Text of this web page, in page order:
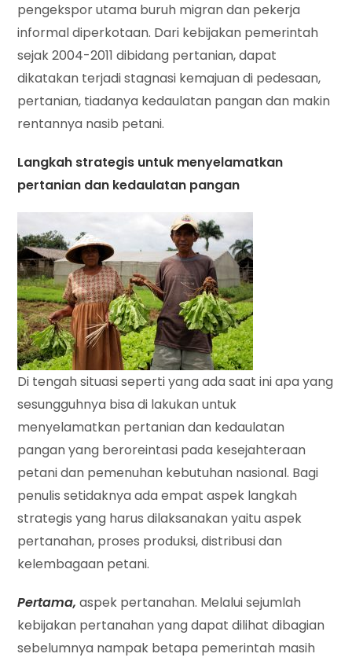
pengekspor utama buruh migran dan pekerja
informal diperkotaan. Dari kebijakan pemerintah
sejak 2004-2011 dibidang pertanian, dapat
dikatakan terjadi stagnasi kemajuan di pedesaan,
pertanian, tiadanya kedaulatan pangan dan makin
rentannya nasib petani.
Langkah strategis untuk menyelamatkan
pertanian dan kedaulatan pangan
Di tengah situasi seperti yang ada saat ini apa yang
sesungguhnya bisa di lakukan untuk
menyelamatkan pertanian dan kedaulatan
pangan yang beroreintasi pada kesejahteraan
petani dan pemenuhan kebutuhan nasional. Bagi
penulis setidaknya ada empat aspek langkah
strategis yang harus dilaksanakan yaitu aspek
pertanahan, proses produksi, distribusi dan
kelembagaan petani.
Pertama, aspek pertanahan. Melalui sejumlah
kebijakan pertanahan yang dapat dilihat dibagian
sebelumnya nampak betapa pemerintah masih